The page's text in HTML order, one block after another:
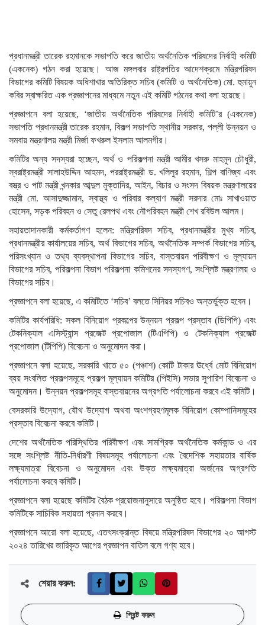
প্রধানমন্ত্রী তারেক রহমানকে সভাপতি করে জাতীয় অর্থনৈতিক পরিষদের নির্বাহী কমিটি
(একনেক) গঠন করা হয়েছে। আজ মঙ্গলবার রাষ্ট্রপতির আদেশক্রমে মন্ত্রিপরিষদ
বিভাগের কমিটি বিষয়ক অধিশাখার অতিরিক্ত সচিব (কমিটি ও অর্থনৈতিক) মো. হুমায়ুন
কবির স্বাক্ষরিত এক প্রজ্ঞাপনের মাধ্যমে নতুন এই কমিটি গঠনের কথা বলা হয়েছে।
প্রজ্ঞাপনে বলা হয়েছে, ‘জাতীয় অর্থনৈতিক পরিষদের নির্বাহী কমিটি’র (একনেক)
সভাপতি প্রধানমন্ত্রী তারেক রহমান, বিকল্প সভাপতি স্থানীয় সরকার, পল্লী উন্নয়ন ও
সমবায় মন্ত্রণালয় মন্ত্রী মির্জা ফখরুল ইসলাম আলমগীর।
কমিটির অন্য সদস্যরা হচ্ছেন, অর্থ ও পরিকল্পনা মন্ত্রী আমীর খসরু মাহমুদ চৌধুরী,
স্বরাষ্ট্রমন্ত্রী সালাহউদ্দিন আহমদ, পররাষ্ট্রমন্ত্রী ড. খলিলুর রহমান, শিল্প বাণিজ্য এবং
বস্ত্র ও পাট মন্ত্রী খন্দকার আব্দুল মুক্তাদির, আইন, বিচার ও সংসদ বিষয়ক মন্ত্রণালয়ের
মন্ত্রী মো. আসাদুজ্জামান, স্বাস্থ্য ও পরিবার কল্যাণ মন্ত্রী সরদার মোঃ সাখাওয়াত
হোসেন, সড়ক পরিবহন ও সেতু রেলপথ এবং নৌপরিবহন মন্ত্রী শেখ রবিউল আলম।
সহায়তাদানকারী কর্মকর্তাগণ হলেন: মন্ত্রিপরিষদ সচিব, প্রধানমন্ত্রীর মুখ্য সচিব,
প্রধানমন্ত্রীর কার্যালয়ের সচিব, অর্থ বিভাগের সচিব, অর্থনৈতিক সম্পর্ক বিভাগের সচিব,
পরিসংখ্যান ও তথ্য ব্যবস্থাপনা বিভাগের সচিব, বাস্তবায়ন পরিবীক্ষণ ও মূল্যায়ন
বিভাগের সচিব, পরিকল্পনা বিভাগ পরিকল্পনা কমিশনের সদস্যগণ, সংশ্লিষ্ট মন্ত্রণালয় ও
বিভাগের সচিব।
প্রজ্ঞাপনে বলা হয়েছে, এ কমিটিতে ‘সচিব’ বলতে সিনিয়র সচিবও অন্তর্ভুক্ত হবেন।
কমিটির কার্যপরিধি: সকল বিনিয়োগ প্রকল্পের উন্নয়ন প্রকল্প প্রস্তাব (ডিপিপি) এবং
টেকনিক্যাল এসিস্ট্যান্স প্রজেক্ট প্রপোজাল (টিএপিপি) ও টেকনিক্যাল প্রজেক্ট
প্রপোজাল (টিপিপি) বিবেচনা ও অনুমোদন করা।
প্রজ্ঞাপনে বলা হয়েছে, সরকারি খাতে ৫০ (পঞ্চাশ) কোটি টাকার ঊর্ধ্বে মোট বিনিয়োগ
ব্যয় সংবলিত প্রকল্পসমূহে প্রকল্প মূল্যায়ন কমিটির (পিইসি) সভার সুপারিশ বিবেচনা ও
অনুমোদন। উন্নয়ন প্রকল্পসমূহ বাস্তবায়নের অগ্রগতি পর্যালোচনা করবে এই কমিটি।
বেসরকারি উদ্যোগ, যৌথ উদ্যোগ অথবা অংশগ্রহণমূলক বিনিয়োগ কোম্পানিসমূহের
প্রস্তাব বিবেচনা করবে কমিটি।
দেশের অর্থনৈতিক পরিস্থিতির পরিবীক্ষণ এবং সামগ্রিক অর্থনৈতিক কর্মকান্ড ও এর
সঙ্গে সংশ্লিষ্ট নীতি-নির্ধারণী বিষয়সমূহ পর্যালোচনা এবং বৈদেশিক সহায়তার বার্ষিক
লক্ষ্যমাত্রা বিবেচনা ও অনুমোদন এবং উক্ত লক্ষ্যমাত্রা অর্জনের অগ্রগতি
পর্যালোচনা করবে কমিটি।
প্রজ্ঞাপনে বলা হয়েছে কমিটির বৈঠক প্রয়োজনানুসারে অনুষ্ঠিত হবে। পরিকল্পনা বিভাগ
কমিটিকে সাচিবিক সহায়তা প্রদান করবে।
প্রজ্ঞাপনে আরো বলা হয়েছে, এতৎসংক্রান্ত বিষয়ে মন্ত্রিপরিষদ বিভাগের ২০ আগস্ট
২০২৪ তারিখের জারিকৃত আগের প্রজ্ঞাপন বাতিল বলে গণ্য হবে।
শেয়ার করুন:
প্রিন্ট করুন